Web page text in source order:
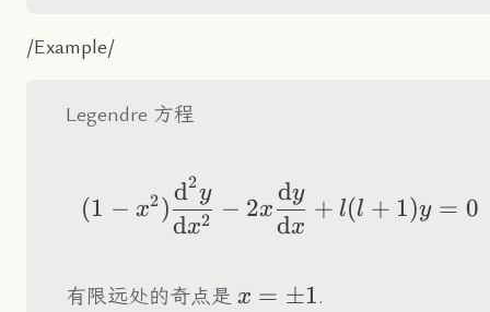
/Example/
Legendre 方程
(1-
(1 − x2)
dx2
d2y
− 2x
dx
dy
+ l(l + 1)y = 0
有限远处的奇点是 x=\pm1
x = ±1.